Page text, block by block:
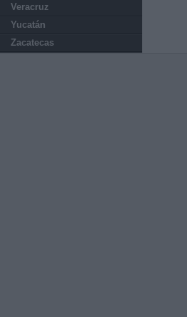
Veracruz
Yucatán
Zacatecas